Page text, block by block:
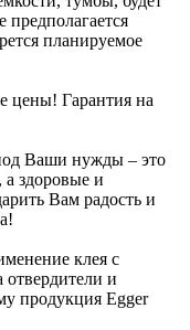
предполагается
планируемое
цены! Гарантия на
Ваши нужды – это
а здоровые и
Вам радость и
клея с
и
продукция Egger